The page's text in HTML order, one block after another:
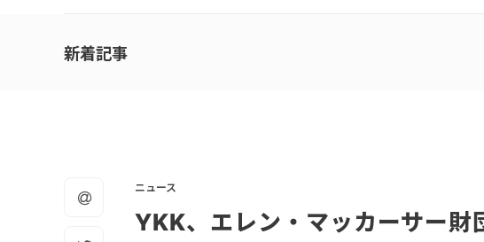
新着記事
ニュース
YKK、エレン・マッカーサー財